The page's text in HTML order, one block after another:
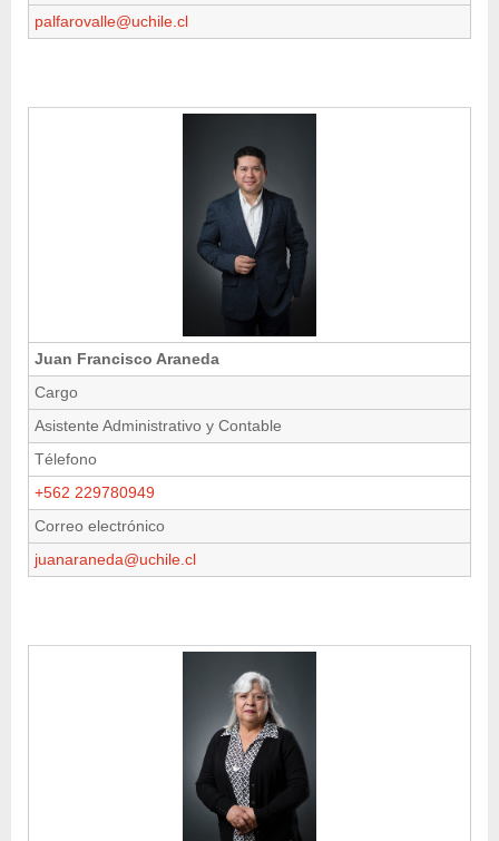
palfarovalle@uchile.cl
Juan Francisco Araneda
Cargo
Asistente Administrativo y Contable
Télefono
+562 229780949
Correo electrónico
juanaraneda@uchile.cl